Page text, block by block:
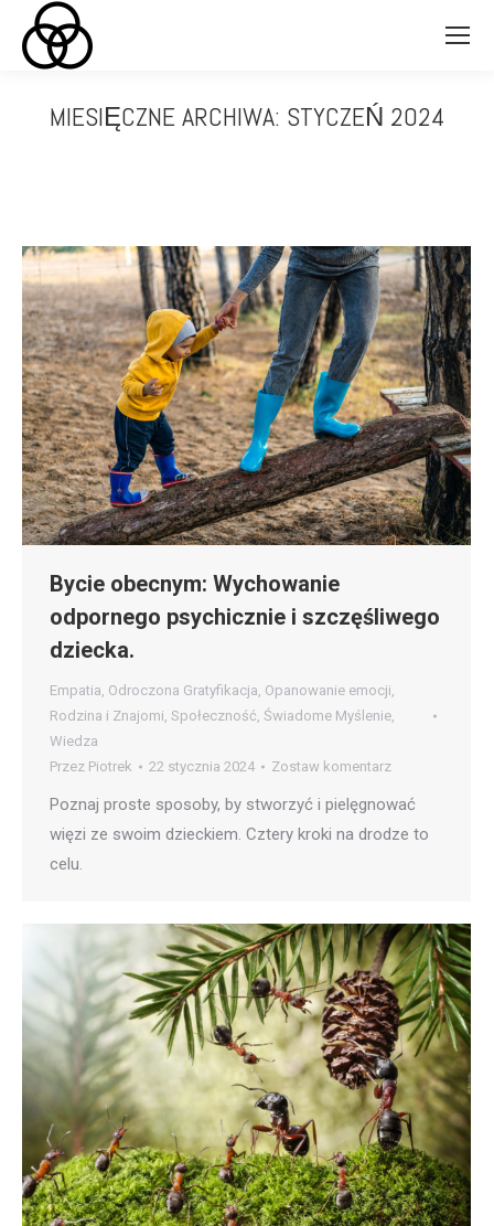
MIESIĘCZNE ARCHIWA: STYCZEŃ 2024
Bycie obecnym: Wychowanie
odpornego psychicznie i szczęśliwego
dziecka.
Empatia, Odroczona Gratyfikacja, Opanowanie emocji,
Rodzina i Znajomi, Społeczność, Świadome Myślenie,
Wiedza
Przez Piotrek 22 stycznia 2024 Zostaw komentarz
Poznaj proste sposoby, by stworzyć i pielęgnować
więzi ze swoim dzieckiem. Cztery kroki na drodze to
celu.